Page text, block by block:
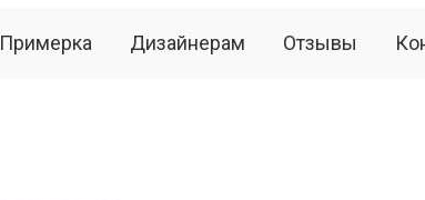
Примерка Дизайнерам Отзывы